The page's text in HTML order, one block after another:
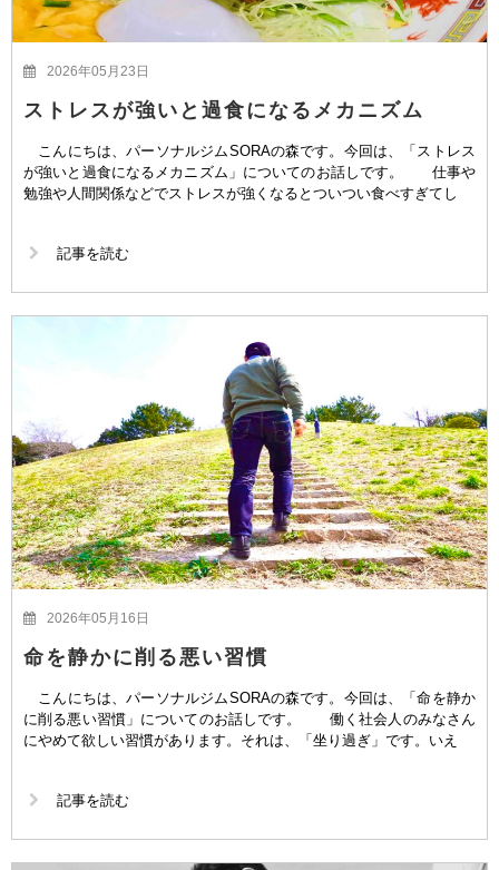
2026年05月23日
ストレスが強いと過食になるメカニズム
こんにちは、パーソナルジムSORAの森です。今回は、「ストレス
が強いと過食になるメカニズム」についてのお話しです。 仕事や
勉強や人間関係などでストレスが強くなるとついつい食べすぎてし
記事を読む
2026年05月16日
命を静かに削る悪い習慣
こんにちは、パーソナルジムSORAの森です。今回は、「命を静か
に削る悪い習慣」についてのお話しです。 働く社会人のみなさん
にやめて欲しい習慣があります。それは、「坐り過ぎ」です。いえ
記事を読む